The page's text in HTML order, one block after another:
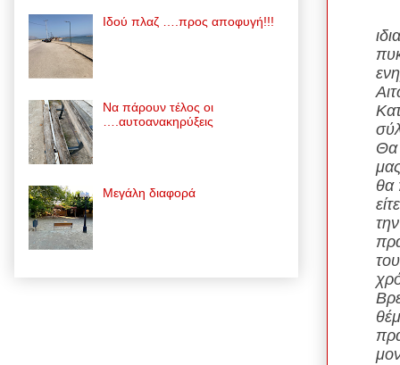
Θα
θα
Ιδού πλαζ ….προς αποφυγή!!!
Να πάρουν τέλος οι
….αυτοανακηρύξεις
Μεγάλη διαφορά